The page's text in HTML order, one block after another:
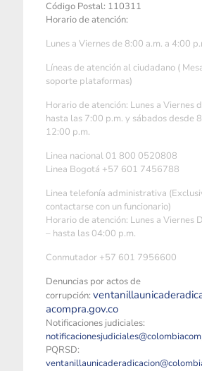
Código Postal: 110311
Horario de atención:
Lunes a Viernes de 8:00 a.m. a 4:00
Líneas de atención al ciudadano (
soporte plataformas)
Horario de atención: Lunes a Viernes
hasta las 7:00 p.m. y sábados desde
12:00 p.m.
Linea nacional 01 800 0520808
Linea Bogotá +57 601 7456788
Linea telefonía administrativa
contactarse con un funcionario)
Horario de atención: Lunes a Viernes
– hasta las 04:00 p.m.
Conmutador +57 601 7956600
Denuncias por actos de
corrupción:
acompra.gov.co
Notificaciones judiciales:
PQRSD: